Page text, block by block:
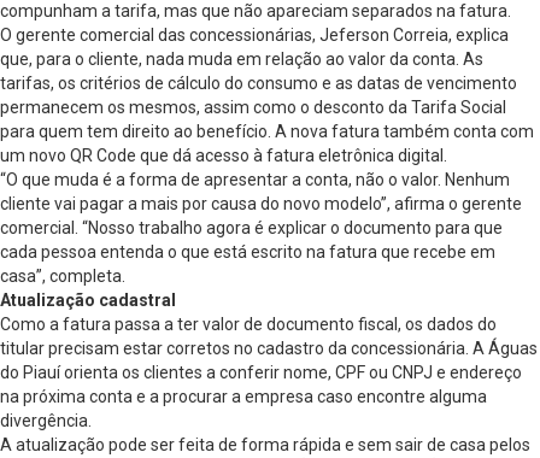
compunham a tarifa, mas que não apareciam separados na fatura.
O gerente comercial das concessionárias, Jeferson Correia, explica
que, para o cliente, nada muda em relação ao valor da conta. As
tarifas, os critérios de cálculo do consumo e as datas de vencimento
permanecem os mesmos, assim como o desconto da Tarifa Social
para quem tem direito ao benefício. A nova fatura também conta com
um novo QR Code que dá acesso à fatura eletrônica digital.
“O que muda é a forma de apresentar a conta, não o valor. Nenhum
cliente vai pagar a mais por causa do novo modelo”, afirma o gerente
comercial. “Nosso trabalho agora é explicar o documento para que
cada pessoa entenda o que está escrito na fatura que recebe em
casa”, completa.
Atualização cadastral
Como a fatura passa a ter valor de documento fiscal, os dados do
titular precisam estar corretos no cadastro da concessionária. A Águas
do Piauí orienta os clientes a conferir nome, CPF ou CNPJ e endereço
na próxima conta e a procurar a empresa caso encontre alguma
divergência.
A atualização pode ser feita de forma rápida e sem sair de casa pelos